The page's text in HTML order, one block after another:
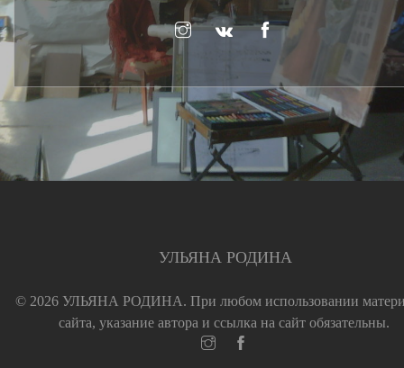
УЛЬЯНА РОДИНА
© 2026 УЛЬЯНА РОДИНА. При любом использовании
сайта, указание автора и ссылка на сайт обязательны.